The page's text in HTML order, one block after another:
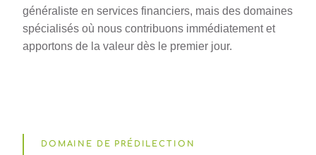
généraliste en services financiers, mais des domaines
spécialisés où nous contribuons immédiatement et
apportons de la valeur dès le premier jour.
DOMAINE DE PRÉDILECTION